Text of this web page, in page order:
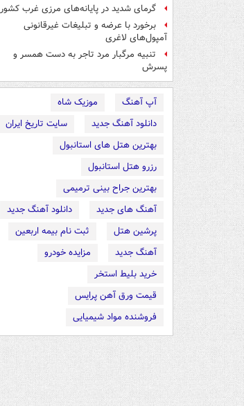
گرمای شدید در پایانه‌های مرزی غرب کشور
برخورد با عرضه و تبلیغات غیرقانونی
آمپول‌های لاغری
تنبیه مرگبار مرد تاجر به دست همسر و
پسرش
آپ آهنگ
موزیک شاه
دانلود آهنگ جدید
سایت تاریخ ایران
بهترین هتل های استانبول
رزرو هتل استانبول
بهترین جراح بینی ترمیمی
آهنگ های جدید
دانلود آهنگ جدید
پرشین هتل
ثبت نام بیمه اربعین
آهنگ جدید
مزایده خودرو
خرید بلیط استخر
قیمت ورق آهن پرایس
فروشنده مواد شیمیایی